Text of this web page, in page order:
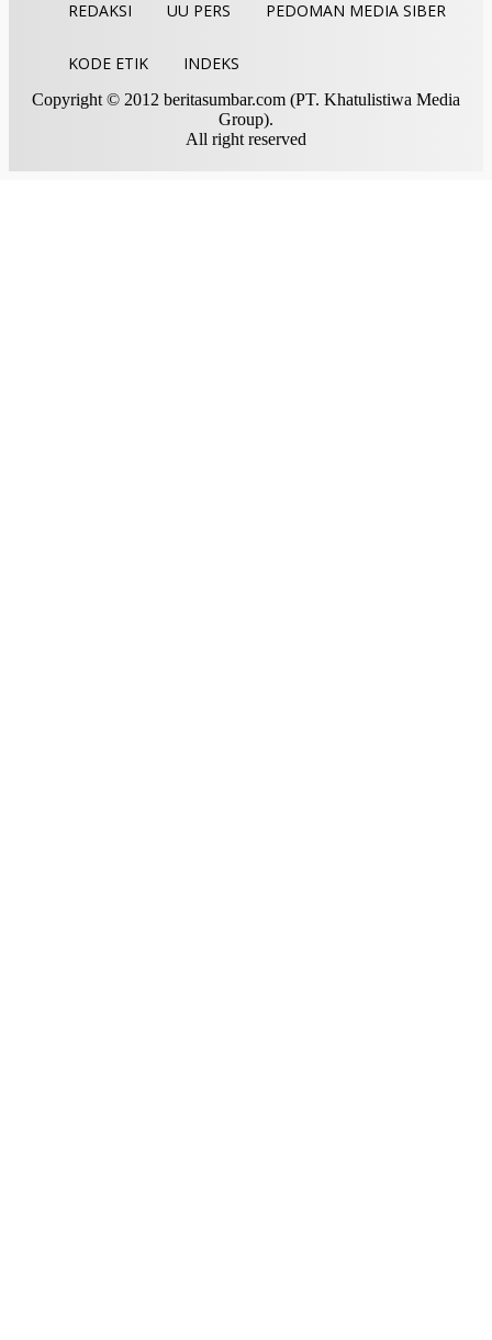
REDAKSI UU PERS PEDOMAN MEDIA SIBER
KODE ETIK INDEKS
Copyright © 2012 beritasumbar.com (PT. Khatulistiwa Media
Group).
All right reserved